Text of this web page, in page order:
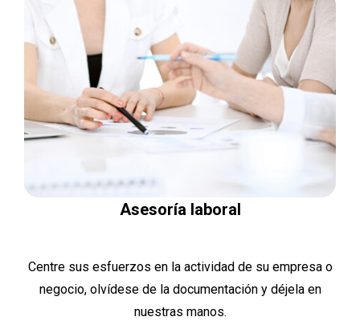
Asesoría laboral
Centre sus esfuerzos en la actividad de su empresa o
negocio, olvídese de la documentación y déjela en
nuestras manos.